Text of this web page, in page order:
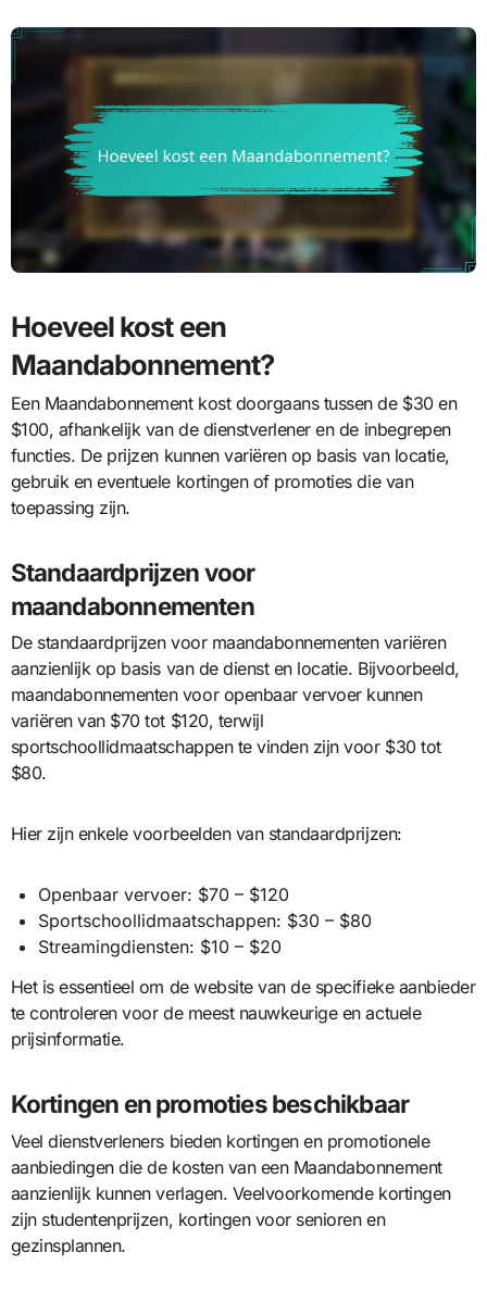
Hoeveel kost een
Maandabonnement?
Een Maandabonnement kost doorgaans tussen de $30 en
$100, afhankelijk van de dienstverlener en de inbegrepen
functies. De prijzen kunnen variëren op basis van locatie,
gebruik en eventuele kortingen of promoties die van
toepassing zijn.
Standaardprijzen voor
maandabonnementen
De standaardprijzen voor maandabonnementen variëren
aanzienlijk op basis van de dienst en locatie. Bijvoorbeeld,
maandabonnementen voor openbaar vervoer kunnen
variëren van $70 tot $120, terwijl
sportschoollidmaatschappen te vinden zijn voor $30 tot
$80.
Hier zijn enkele voorbeelden van standaardprijzen:
Openbaar vervoer: $70 – $120
Sportschoollidmaatschappen: $30 – $80
Streamingdiensten: $10 – $20
Het is essentieel om de website van de specifieke aanbieder
te controleren voor de meest nauwkeurige en actuele
prijsinformatie.
Kortingen en promoties beschikbaar
Veel dienstverleners bieden kortingen en promotionele
aanbiedingen die de kosten van een Maandabonnement
aanzienlijk kunnen verlagen. Veelvoorkomende kortingen
zijn studentenprijzen, kortingen voor senioren en
gezinsplannen.